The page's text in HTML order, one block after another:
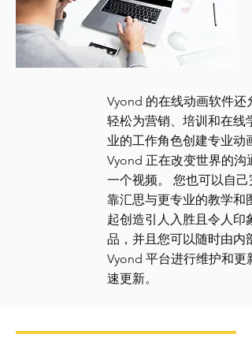
Vyond 的在线动画软件还
轻松为营销、培训和在线
业的工作角色创建专业动
Vyond 正在改变世界的沟
一个视频。 您也可以自己
靠汇思与更专业的教学和
起创造引人入胜且令人印
品，并且您可以随时由内
Vyond 平台进行维护和更
速更新。